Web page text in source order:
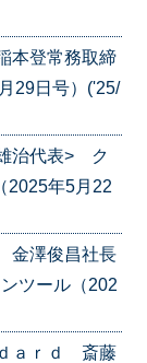
本登常務取締
29日号）('25/
治代表> ク
2025年5月22
金澤俊昌社長
ツール（202
ａｒｄ 斎藤